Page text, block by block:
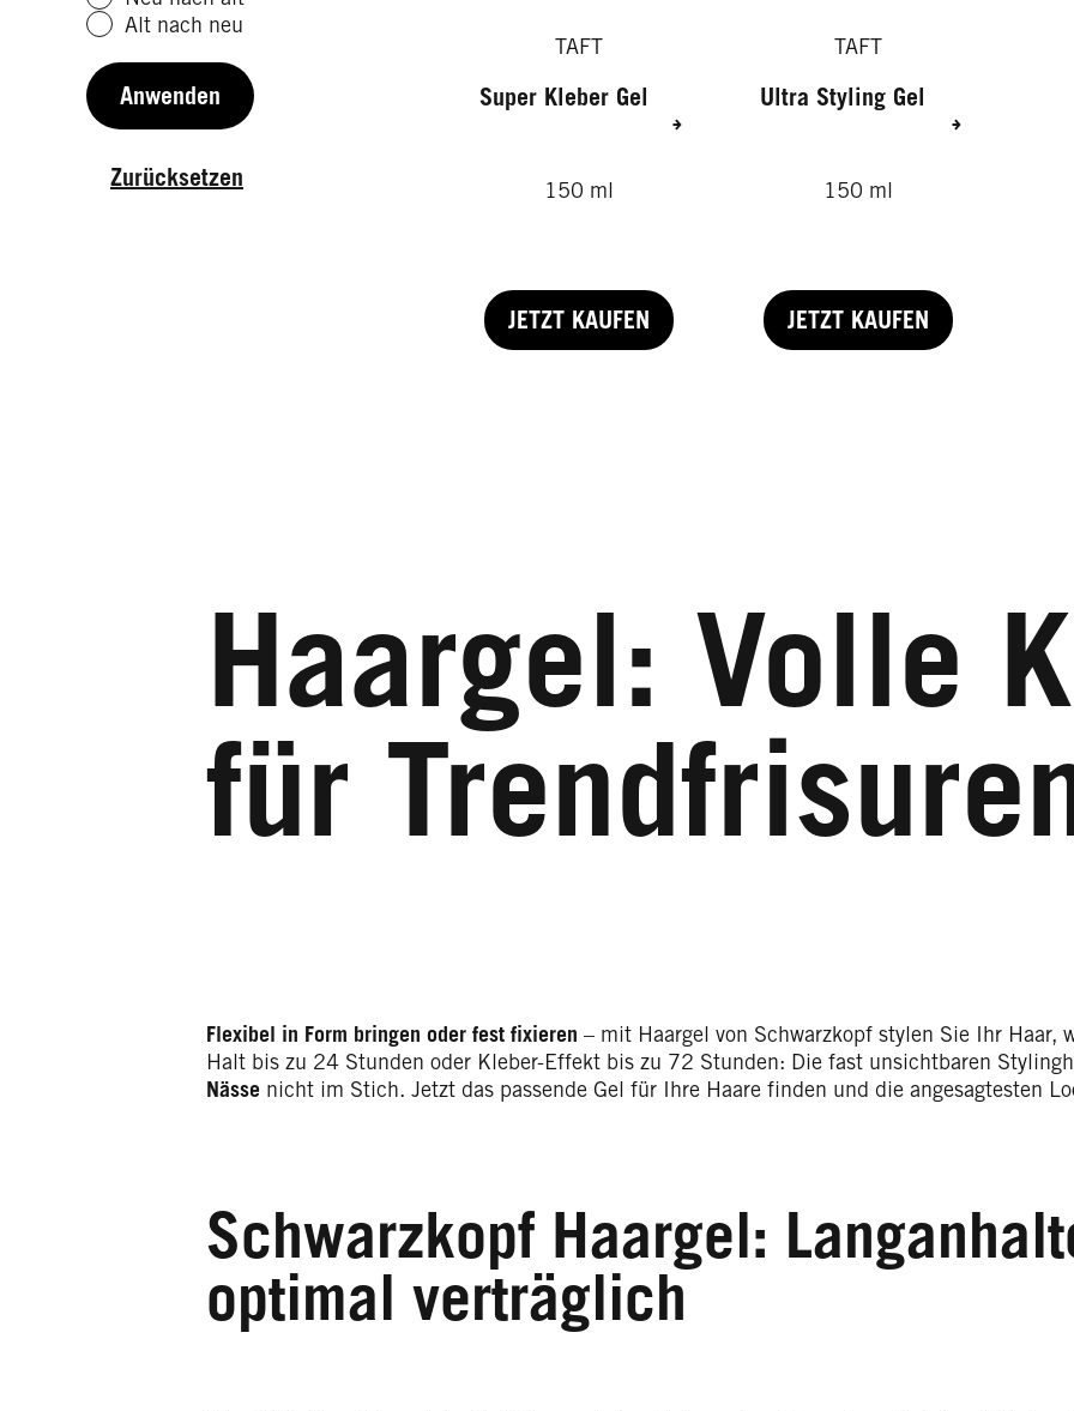
Alt nach neu
Anwenden
Zurücksetzen
TAFT
Super Kleber Gel
150 ml
JETZT KAUFEN
TAFT
Ultra Styling Gel
150 ml
JETZT KAUFEN
Haargel: Volle
für
Flexibel in Form bringen oder fest fixieren – mit Haargel von Schwarzkopf stylen Sie Ihr Haar,
Halt bis zu 24 Stunden oder Kleber-Effekt bis zu 72 Stunden: Die fast unsichtbaren
Nässe nicht im Stich. Jetzt das passende Gel für Ihre Haare finden und die angesagtesten
Schwarzkopf Haargel:
optimal verträglich